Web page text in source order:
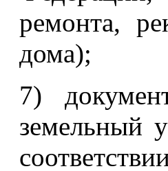
ремонта,
дома);
7)
земельный